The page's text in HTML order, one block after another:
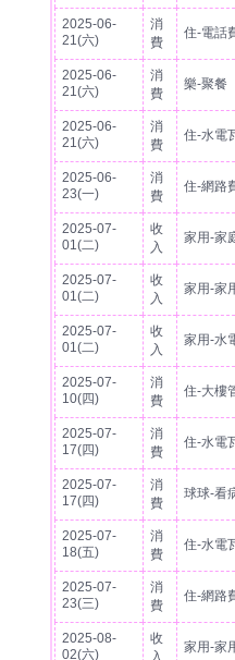
2025-06-
21(六)
消
費
住-電話
2025-06-
21(六)
消
費
樂-聚餐
2025-06-
21(六)
消
費
住-水電
2025-06-
23(一)
消
費
住-網路
2025-07-
01(二)
收
入
家用-家
2025-07-
01(二)
收
入
家用-家
2025-07-
01(二)
收
入
家用-水
2025-07-
10(四)
消
費
住-大樓
2025-07-
17(四)
消
費
住-水電
2025-07-
17(四)
消
費
球球-看
2025-07-
18(五)
消
費
住-水電
2025-07-
23(三)
消
費
住-網路
2025-08-
02(六)
收
入
家用-家